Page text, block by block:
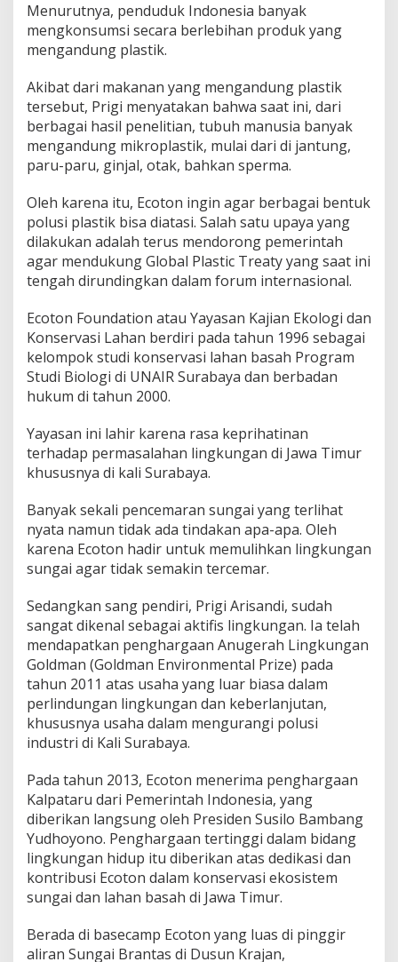
Menurutnya, penduduk Indonesia banyak
mengkonsumsi secara berlebihan produk yang
mengandung plastik.
Akibat dari makanan yang mengandung plastik
tersebut, Prigi menyatakan bahwa saat ini, dari
berbagai hasil penelitian, tubuh manusia banyak
mengandung mikroplastik, mulai dari di jantung,
paru-paru, ginjal, otak, bahkan sperma.
Oleh karena itu, Ecoton ingin agar berbagai bentuk
polusi plastik bisa diatasi. Salah satu upaya yang
dilakukan adalah terus mendorong pemerintah
agar mendukung Global Plastic Treaty yang saat ini
tengah dirundingkan dalam forum internasional.
Ecoton Foundation atau Yayasan Kajian Ekologi dan
Konservasi Lahan berdiri pada tahun 1996 sebagai
kelompok studi konservasi lahan basah Program
Studi Biologi di UNAIR Surabaya dan berbadan
hukum di tahun 2000.
Yayasan ini lahir karena rasa keprihatinan
terhadap permasalahan lingkungan di Jawa Timur
khususnya di kali Surabaya.
Banyak sekali pencemaran sungai yang terlihat
nyata namun tidak ada tindakan apa-apa. Oleh
karena Ecoton hadir untuk memulihkan lingkungan
sungai agar tidak semakin tercemar.
Sedangkan sang pendiri, Prigi Arisandi, sudah
sangat dikenal sebagai aktifis lingkungan. Ia telah
mendapatkan penghargaan Anugerah Lingkungan
Goldman (Goldman Environmental Prize) pada
tahun 2011 atas usaha yang luar biasa dalam
perlindungan lingkungan dan keberlanjutan,
khususnya usaha dalam mengurangi polusi
industri di Kali Surabaya.
Pada tahun 2013, Ecoton menerima penghargaan
Kalpataru dari Pemerintah Indonesia, yang
diberikan langsung oleh Presiden Susilo Bambang
Yudhoyono. Penghargaan tertinggi dalam bidang
lingkungan hidup itu diberikan atas dedikasi dan
kontribusi Ecoton dalam konservasi ekosistem
sungai dan lahan basah di Jawa Timur.
Berada di basecamp Ecoton yang luas di pinggir
aliran Sungai Brantas di Dusun Krajan,